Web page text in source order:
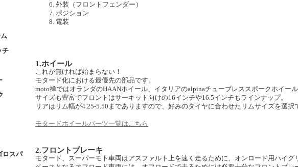
チ
ロスパ
外装（フロントフェンダー）
ポジション
電装
1.ホイール
これが無ければ始まらない！
モタード化における最優先の部品です。
moto禅ではオランダのHAANホイール、イタリアのalpinaチューブレススポークホイー
サイズも豊富でフロントはサーキット向けの16インチや16.5インチもラインナップ。
リアはリム幅が4.25-5.50までありますので、好みのタイヤに合わせたリムサイズを選択
モタードホイールパーツ一覧はこちら
2.フロントブレーキ
モタード、スーパーモト車両はアスファルト上を速く走るために、オンロード用ハイグ